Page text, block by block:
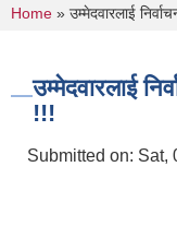
You are
Home » उम्मेदवारलाई
उम्मेदवारलाई
!!!
Submitted on: Sat,